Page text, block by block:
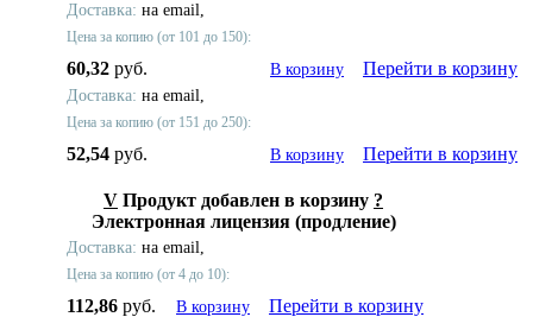
Доставка: на email,
Цена за копию (от 101 до 150):
60,32 руб. В корзину Перейти в корзину
Доставка: на email,
Цена за копию (от 151 до 250):
52,54 руб. В корзину Перейти в корзину
V Продукт добавлен в корзину ?
Электронная лицензия (продление)
Доставка: на email,
Цена за копию (от 4 до 10):
112,86 руб. В корзину Перейти в корзину